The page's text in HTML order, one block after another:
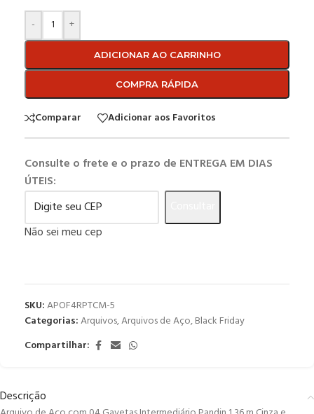
- +
ADICIONAR AO CARRINHO
COMPRA RÁPIDA
Comparar Adicionar aos Favoritos
Consulte o frete e o prazo de ENTREGA EM DIAS
ÚTEIS:
Não sei meu cep
SKU:APOF4RPTCM-5
Categorias:Arquivos,Arquivos de Aço,Black Friday
Compartilhar:
Descrição